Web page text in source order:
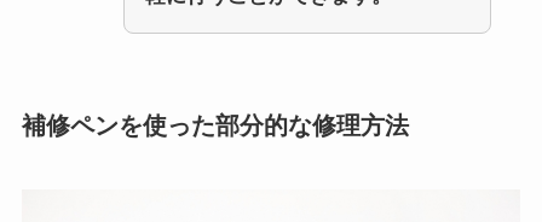
補修ペンを使った部分的な修理方法